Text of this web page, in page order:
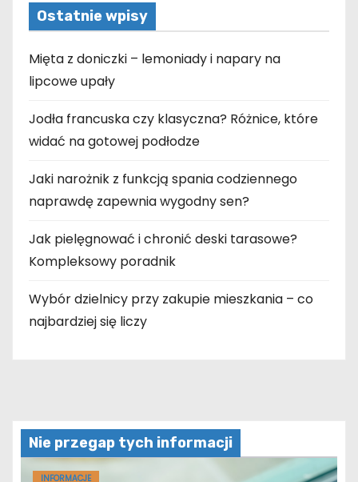
Ostatnie wpisy
Mięta z doniczki – lemoniady i napary na
lipcowe upały
Jodła francuska czy klasyczna? Różnice, które
widać na gotowej podłodze
Jaki narożnik z funkcją spania codziennego
naprawdę zapewnia wygodny sen?
Jak pielęgnować i chronić deski tarasowe?
Kompleksowy poradnik
Wybór dzielnicy przy zakupie mieszkania – co
najbardziej się liczy
Nie przegap tych informacji
INFORMACJE